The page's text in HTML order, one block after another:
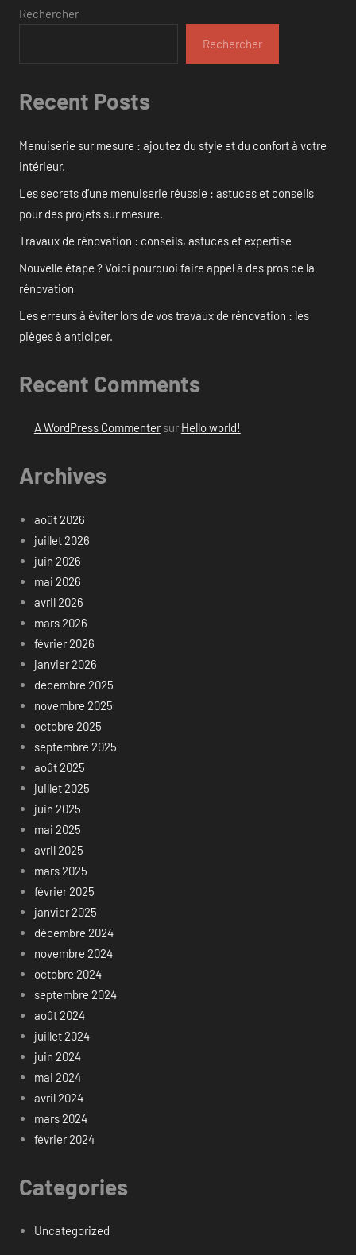
Rechercher
Rechercher
Recent Posts
Menuiserie sur mesure : ajoutez du style et du confort à votre
intérieur.
Les secrets d’une menuiserie réussie : astuces et conseils
pour des projets sur mesure.
Travaux de rénovation : conseils, astuces et expertise
Nouvelle étape ? Voici pourquoi faire appel à des pros de la
rénovation
Les erreurs à éviter lors de vos travaux de rénovation : les
pièges à anticiper.
Recent Comments
A WordPress Commentersur Hello world!
Archives
août 2026
juillet 2026
juin 2026
mai 2026
avril 2026
mars 2026
février 2026
janvier 2026
décembre 2025
novembre 2025
octobre 2025
septembre 2025
août 2025
juillet 2025
juin 2025
mai 2025
avril 2025
mars 2025
février 2025
janvier 2025
décembre 2024
novembre 2024
octobre 2024
septembre 2024
août 2024
juillet 2024
juin 2024
mai 2024
avril 2024
mars 2024
février 2024
Categories
Uncategorized